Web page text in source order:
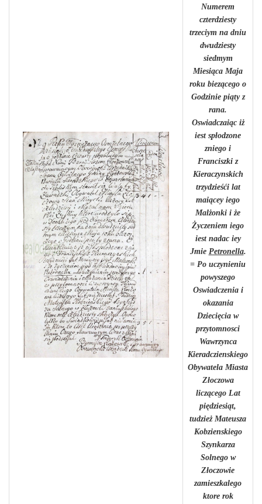
Numerem
czterdziesty
trzeciym na dniu
dwudziesty
siedmym
Miesiąca Maja
roku biezącego o
Godzinie piąty z
rana.
Oswiadczaiąc iż
iest spłodzone
zniego i
Franciszki z
Kieraczynskich
trzydzieśći lat
maiącey iego
Malżonki i że
Życzeniem iego
iest nadac iey
Jmie Petronella.
= Po uczynieniu
powyszego
Oswiadczenia i
okazania
Dziecięcia w
przytomnosci
Wawrzynca
Kieradczienskiego
Obywatela Miasta
Złoczowa
liczącego Lat
piędziesiąt,
tudzież Mateusza
Kobzienskiego
Szynkarza
Solnego w
Złoczowie
zamieszkalego
ktore rok